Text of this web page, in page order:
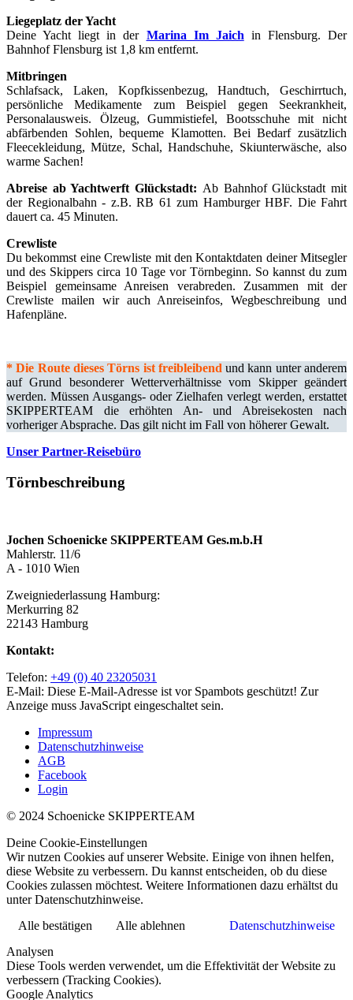
Liegeplatz der Yacht
Deine Yacht liegt in der Marina Im Jaich in Flensburg. Der
Bahnhof Flensburg ist 1,8 km entfernt.
Mitbringen
Schlafsack, Laken, Kopfkissenbezug, Handtuch, Geschirrtuch,
persönliche Medikamente zum Beispiel gegen Seekrankheit,
Personalausweis. Ölzeug, Gummistiefel, Bootsschuhe mit nicht
abfärbenden Sohlen, bequeme Klamotten. Bei Bedarf zusätzlich
Fleecekleidung, Mütze, Schal, Handschuhe, Skiunterwäsche, also
warme Sachen!
Abreise ab Yachtwerft Glückstadt: Ab Bahnhof Glückstadt mit
der Regionalbahn - z.B. RB 61 zum Hamburger HBF. Die Fahrt
dauert ca. 45 Minuten.
Crewliste
Du bekommst eine Crewliste mit den Kontaktdaten deiner Mitsegler
und des Skippers circa 10 Tage vor Törnbeginn. So kannst du zum
Beispiel gemeinsame Anreisen verabreden. Zusammen mit der
Crewliste mailen wir auch Anreiseinfos, Wegbeschreibung und
Hafenpläne.
* Die Route dieses Törns ist freibleibend und kann unter anderem
auf Grund besonderer Wetterverhältnisse vom Skipper geändert
werden. Müssen Ausgangs- oder Zielhafen verlegt werden, erstattet
SKIPPERTEAM die erhöhten An- und Abreisekosten nach
vorheriger Absprache. Das gilt nicht im Fall von höherer Gewalt.
Unser Partner-Reisebüro
Törnbeschreibung
Jochen Schoenicke SKIPPERTEAM Ges.m.b.H
Mahlerstr. 11/6
A - 1010 Wien
Zweigniederlassung Hamburg:
Merkurring 82
22143 Hamburg
Kontakt:
Telefon: +49 (0) 40 23205031
E-Mail: Diese E-Mail-Adresse ist vor Spambots geschützt! Zur
Anzeige muss JavaScript eingeschaltet sein.
Impressum
Datenschutzhinweise
AGB
Facebook
Login
© 2024 Schoenicke SKIPPERTEAM
Deine Cookie-Einstellungen
Wir nutzen Cookies auf unserer Website. Einige von ihnen helfen,
diese Website zu verbessern. Du kannst entscheiden, ob du diese
Cookies zulassen möchtest. Weitere Informationen dazu erhältst du
unter Datenschutzhinweise.
Alle bestätigen
Alle ablehnen
Datenschutzhinweise
Analysen
Diese Tools werden verwendet, um die Effektivität der Website zu
verbessern (Tracking Cookies).
Google Analytics